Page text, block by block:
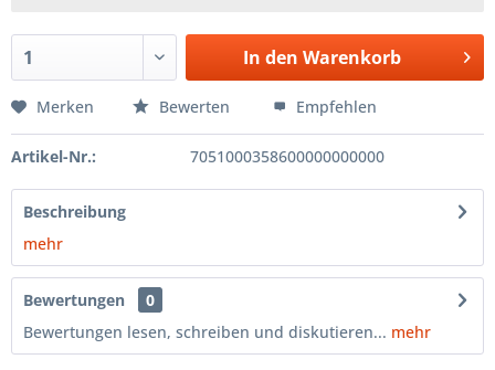
In den Warenkorb
Merken Bewerten Empfehlen
Artikel-Nr.: 7051000358600000000000
Beschreibung
mehr
Bewertungen
0
Bewertungen lesen, schreiben und diskutieren... mehr